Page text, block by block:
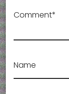
Comment*
Name